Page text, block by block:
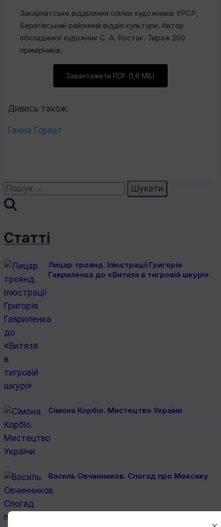
Закарпатське відділення спілки художників УРСР,
Берегівський районний відділ культури. Автор
обкладинки художник С. А. Костак. Тираж 200
примірників.
Завантажити PDF (1,6 МБ)
Дивись також:
Ганна Горват
Пошук:
Статті
Лицар троянд. Ілюстрації Григорія
Гавриленка до «Витязя в тигровій шкурі»
Сімона Корбіо. Мистецтво України
Василь Овчинников. Спогад про Мексику